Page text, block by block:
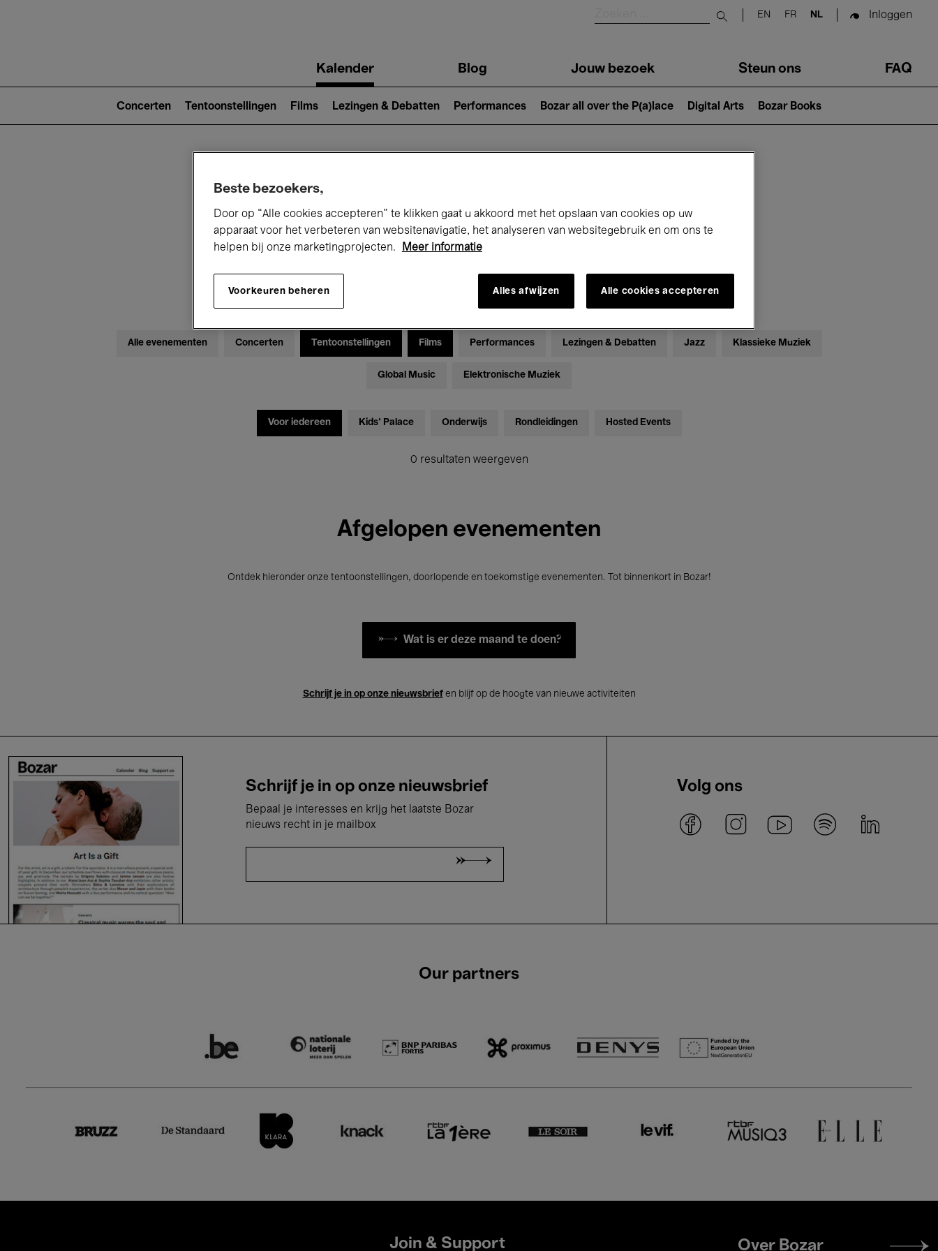
Submit search
EN FR NL Inloggen
navigationKalender Blog Jouw bezoek Steun ons FAQ
2)
Concerten Tentoonstellingen Films Lezingen & Debatten Performances Bozar all over the P(a)lace Digital Arts Bozar Books
Alle evenementen Concerten Tentoonstellingen Films Performances Lezingen & Debatten Jazz Klassieke Muziek
Global Music Elektronische Muziek
Voor iedereen Kids’ Palace Onderwijs Rondleidingen Hosted Events
0 resultaten weergeven
Afgelopen evenementen
Ontdek hieronder onze tentoonstellingen, doorlopende en toekomstige evenementen. Tot binnenkort in Bozar!
Wat is er deze maand te doen?
Schrijf je in op onze nieuwsbriefen blijf op de hoogte van nieuwe activiteiten
Schrijf je in op onze nieuwsbrief
Bepaal je interesses en krijg het laatste Bozar
nieuws recht in je mailbox
Volg ons
Our partners
Join & Support
Footer
Over Bozar
Beste bezoekers,
Door op “Alle cookies accepteren” te klikken gaat u akkoord met het opslaan van cookies op uw
apparaat voor het verbeteren van websitenavigatie, het analyseren van websitegebruik en om ons te
helpen bij onze marketingprojecten.
Meer informatie
Voorkeuren beheren Alles afwijzen Alle cookies accepteren